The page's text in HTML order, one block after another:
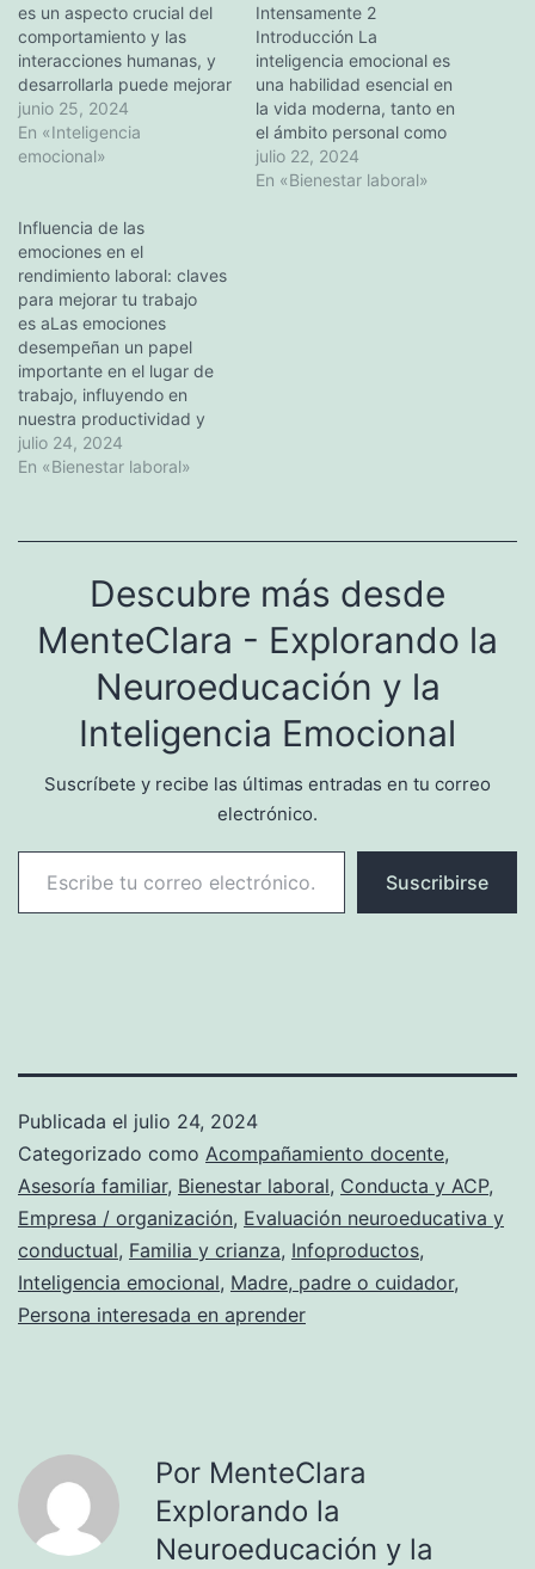
es un aspecto crucial del
comportamiento y las
interacciones humanas, y
desarrollarla puede mejorar
enormemente nuestra vida
cotidiana y nuestras
relaciones. En este artículo,
para maximizar nuestra
inteligencia emocional y
mejorar nuestro bienestar
general. Desde la
autoevaluación hasta la
comunicación eficaz y…
junio 25, 2024
En «Inteligencia
emocional»
Intensamente 2
Introducción La
inteligencia emocional es
una habilidad esencial en
la vida moderna, tanto en
el ámbito personal como
en el laboral. La película
"Intensamente 2" nos
julio 22, 2024
En «Bienestar laboral»
Influencia de las
emociones en el
rendimiento laboral: claves
para mejorar tu trabajo
es aLas emociones
desempeñan un papel
importante en el lugar de
trabajo, influyendo en
nuestra productividad y
rendimiento. En este
artículo, exploraremos
gestionando eficazmente
Hablaremos de la
importancia de
comprender tu propia
inteligencia emocional,
trabajar en tus puntos
débiles, observar a…
julio 24, 2024
En «Bienestar laboral»
Descubre más desde
MenteClara - Explorando la
Neuroeducación y la
Inteligencia Emocional
Suscríbete y recibe las últimas entradas en tu correo
electrónico.
Escribe tu correo electrónico…
Suscribirse
Publicada el julio 24, 2024
Categorizado como Acompañamiento docente,
Asesoría familiar, Bienestar laboral, Conducta y ACP,
Empresa / organización, Evaluación neuroeducativa y
conductual, Familia y crianza, Infoproductos,
Inteligencia emocional, Madre, padre o cuidador,
Persona interesada en aprender
Por MenteClara
Explorando la
Neuroeducación y la